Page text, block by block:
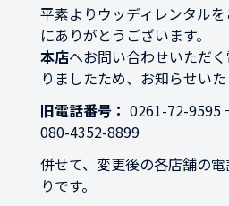
平素よりウッディレンタル
にありがとうございます。
本店へお問い合わせいただ
りましたため、お知らせいた
旧電話番号： 0261-72-
080-4352-8899
併せて、変更後の各店舗の
りです。